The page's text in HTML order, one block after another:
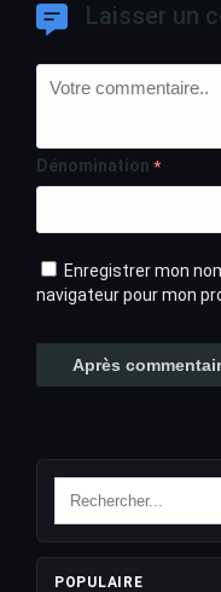
Laisser un
Dénomination *
Enregistrer mon
navigateur pour mon
POPULAIRE